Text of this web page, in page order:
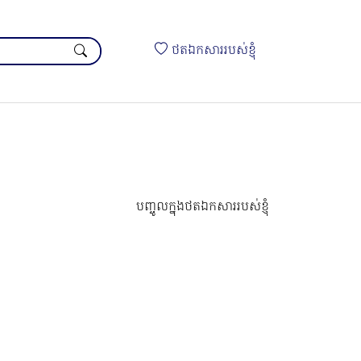
ថតឯកសាររបស់ខ្ញុំ
បញ្ចូលក្នុងថតឯកសាររបស់ខ្ញុំ